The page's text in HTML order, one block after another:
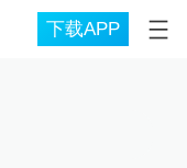
下载APP